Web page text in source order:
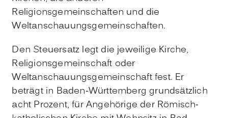
Religionsgemeinschaften und die
Weltanschauungsgemeinschaften.
Den Steuersatz legt die jeweilige Kirche,
Religionsgemeinschaft oder
Weltanschauungsgemeinschaft fest. Er
beträgt in Baden-Württemberg grundsätzlich
acht Prozent, für Angehörige der Römisch-